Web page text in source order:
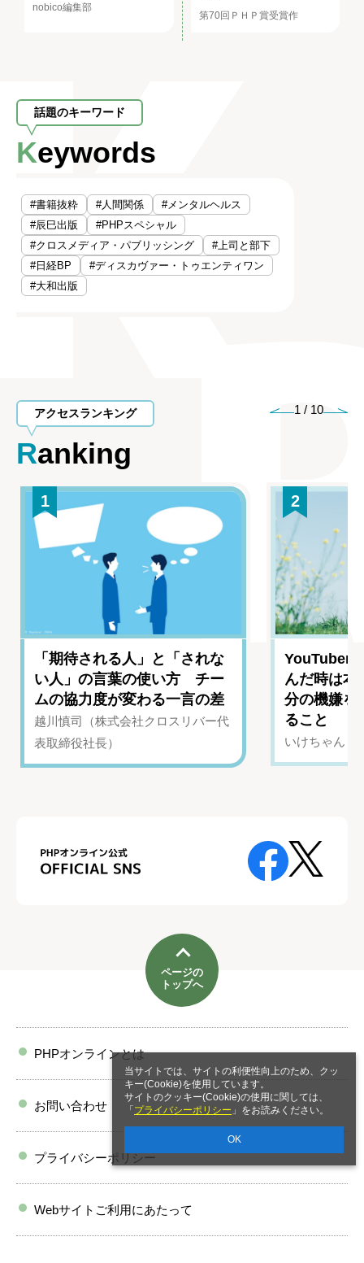
当サイトでは、サイトの利便性向上のため、クッ
キー(Cookie)を使用しています。
サイトのクッキー(Cookie)の使用に関しては、
「 プライバシーポリシー 」をお読みください。
OK
nobico編集部
第70回ＰＨＰ賞受賞作
話題のキーワード
Keywords
#書籍抜粋 #人間関係
#メンタルヘルス
#辰巳出版
#PHPスペシャル
#クロスメディア・パブリッシング
#上司と部下
#日経BP
#ディスカヴァー・トゥエンティワン
#大和出版
アクセスランキング
Ranking
1 / 10
1
「期待される人」と「されな
い人」の言葉の使い方 チー
ムの協力度が変わる一言の差
越川慎司（株式会社クロスリバー代
表取締役社長）
2
YouTuber
んだ時は
分の機嫌を
ること
いけちゃん（
ページの
トップへ
PHPオンラインとは
お問い合わせ
プライバシーポリシー
Webサイトご利用にあたって